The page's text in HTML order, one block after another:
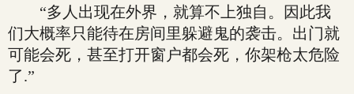
“多人出现在外界，就算不上独自。因此我
们大概率只能待在房间里躲避鬼的袭击。出门就
可能会死，甚至打开窗户都会死，你架枪太危险
了.”